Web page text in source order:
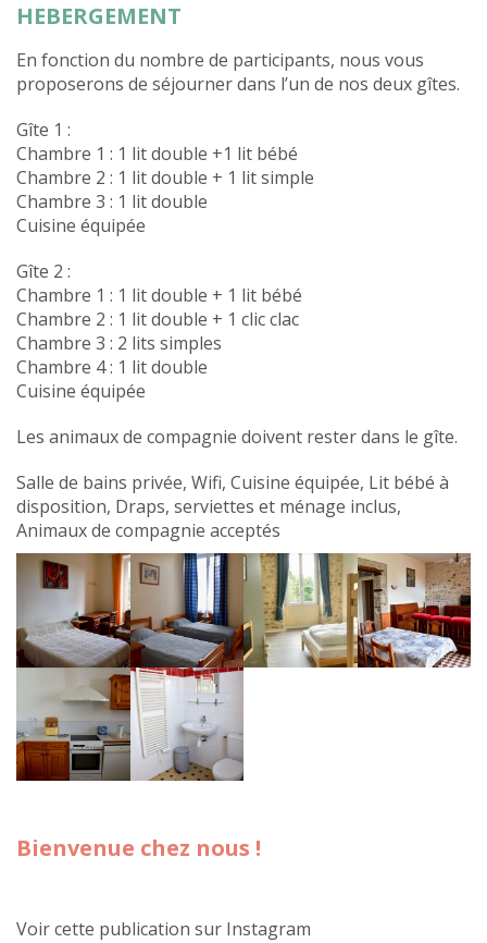
HEBERGEMENT
En fonction du nombre de participants, nous vous
proposerons de séjourner dans l’un de nos deux gîtes.
Gîte 1 :
Chambre 1 : 1 lit double +1 lit bébé
Chambre 2 : 1 lit double + 1 lit simple
Chambre 3 : 1 lit double
Cuisine équipée
Gîte 2 :
Chambre 1 : 1 lit double + 1 lit bébé
Chambre 2 : 1 lit double + 1 clic clac
Chambre 3 : 2 lits simples
Chambre 4 : 1 lit double
Cuisine équipée
Les animaux de compagnie doivent rester dans le gîte.
Salle de bains privée, Wifi, Cuisine équipée, Lit bébé à
disposition, Draps, serviettes et ménage inclus,
Animaux de compagnie acceptés
Bienvenue chez nous !
Voir cette publication sur Instagram